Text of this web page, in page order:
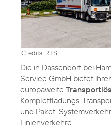
Credits: RTS
Die in Dassendorf bei
Service GmbH bietet
europaweite
Komplettladungs-
und Paket-
Linienverkehre.